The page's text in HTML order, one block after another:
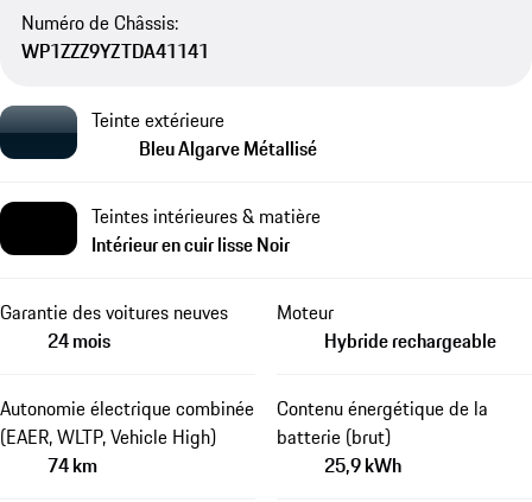
Numéro de Châssis:
WP1ZZZ9YZTDA41141
Teinte extérieure
Bleu Algarve Métallisé
Teintes intérieures & matière
Intérieur en cuir lisse Noir
Garantie des voitures neuves
24 mois
Moteur
Hybride rechargeable
Autonomie électrique combinée
(EAER, WLTP, Vehicle High)
74 km
Contenu énergétique de la
batterie (brut)
25,9 kWh